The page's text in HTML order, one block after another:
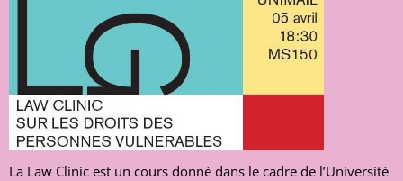
La Law Clinic est un cours donné dans le cadre de l’Université